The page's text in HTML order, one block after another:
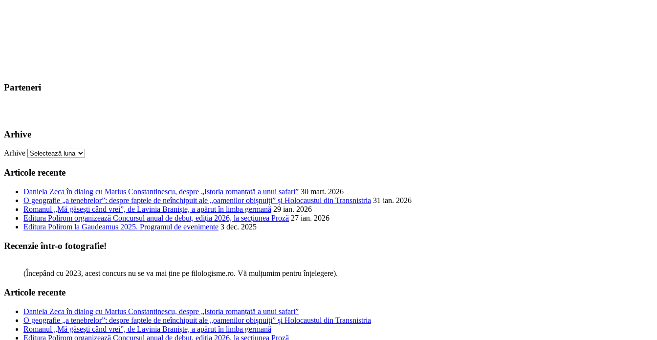
Parteneri
Arhive
Arhive
Articole recente
Daniela Zeca în dialog cu Marius Constantinescu, despre „Istoria romanțată a unui safari” 30 mart. 2026
O geografie „a tenebrelor”: despre faptele de neînchipuit ale „oamenilor obișnuiți” și Holocaustul din Transnistria 31 ian. 2026
Romanul „Mă găsești când vrei”, de Lavinia Braniște, a apărut în limba germană 29 ian. 2026
Editura Polirom organizează Concursul anual de debut, ediția 2026, la secțiunea Proză 27 ian. 2026
Editura Polirom la Gaudeamus 2025. Programul de evenimente 3 dec. 2025
Recenzie într-o fotografie!
(Începând cu 2023, acest concurs nu se va mai ține pe filologisme.ro. Vă mulțumim pentru înțelegere).
Articole recente
Daniela Zeca în dialog cu Marius Constantinescu, despre „Istoria romanțată a unui safari”
O geografie „a tenebrelor”: despre faptele de neînchipuit ale „oamenilor obișnuiți” și Holocaustul din Transnistria
Romanul „Mă găsești când vrei”, de Lavinia Braniște, a apărut în limba germană
Editura Polirom organizează Concursul anual de debut, ediția 2026, la secțiunea Proză